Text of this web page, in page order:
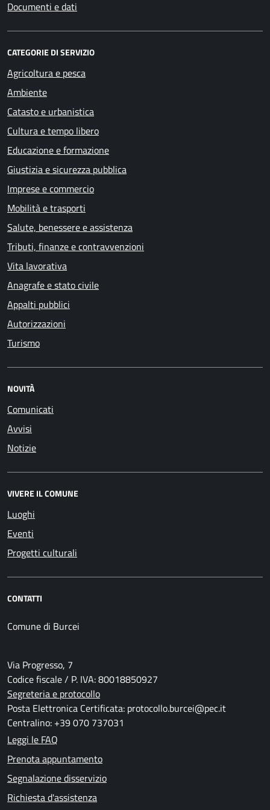
Documenti e dati
CATEGORIE DI SERVIZIO
Agricoltura e pesca
Ambiente
Catasto e urbanistica
Cultura e tempo libero
Educazione e formazione
Giustizia e sicurezza pubblica
Imprese e commercio
Mobilità e trasporti
Salute, benessere e assistenza
Tributi, finanze e contravvenzioni
Vita lavorativa
Anagrafe e stato civile
Appalti pubblici
Autorizzazioni
Turismo
NOVITÀ
Comunicati
Avvisi
Notizie
VIVERE IL COMUNE
Luoghi
Eventi
Progetti culturali
CONTATTI
Comune di Burcei
Via Progresso, 7
Codice fiscale / P. IVA: 80018850927
Segreteria e protocollo
Posta Elettronica Certificata: protocollo.burcei@pec.it
Centralino: +39 070 737031
Leggi le FAQ
Prenota appuntamento
Segnalazione disservizio
Richiesta d'assistenza